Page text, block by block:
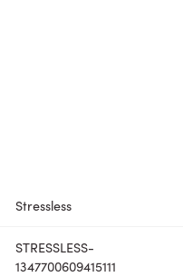
Stressless
STRESSLESS-
1347700609415111